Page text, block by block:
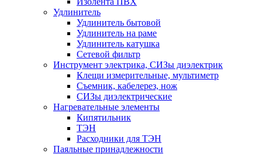
Удлинитель
Удлинитель бытовой
Удлинитель на раме
Удлинитель катушка
Сетевой фильтр
Инструмент электрика, СИЗы диэлектрик
Клещи измерительные, мультиметр
Съемник, кабелерез, нож
СИЗы диэлектрические
Нагревательные элементы
Кипятильник
ТЭН
Расходники для ТЭН
Паяльные принадлежности